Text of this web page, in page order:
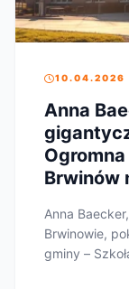
10.04.2026
Anna
Brwinów
Anna
Brwinowie,
gminy –